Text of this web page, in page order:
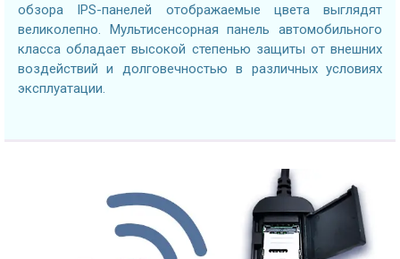
обзора IPS-панелей отображаемые цвета выглядят
великолепно. Мультисенсорная панель автомобильного
класса обладает высокой степенью защиты от внешних
воздействий и долговечностью в различных условиях
эксплуатации.